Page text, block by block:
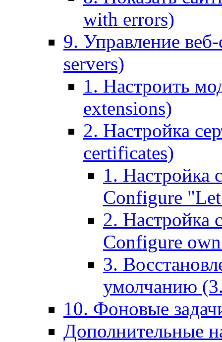
with errors)
9. Управление
servers)
1. Настроить
extensions)
2. Настройка
certificates)
1. Настройка
Configure
2. Настройка
Configure
3.
умолчанию
10. Фоновые
Дополнительные